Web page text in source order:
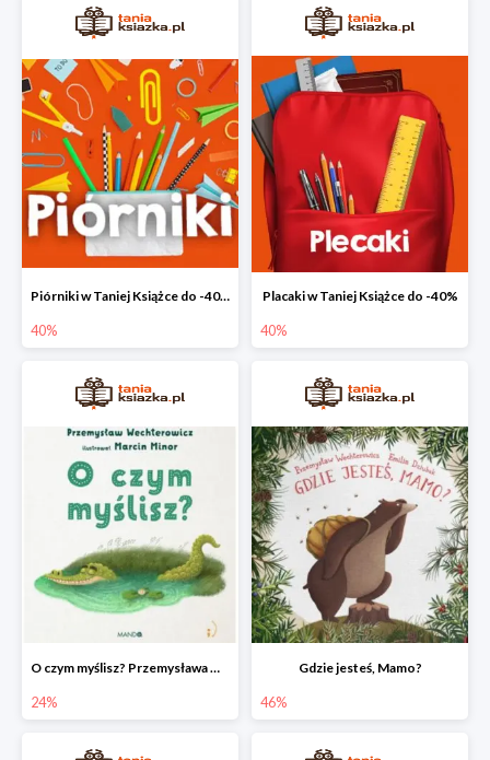
Piórniki w Taniej Książce do -40%
40%
Placaki w Taniej Książce do -40%
40%
O czym myślisz? Przemysława Wechterowicza
24%
Gdzie jesteś, Mamo?
46%